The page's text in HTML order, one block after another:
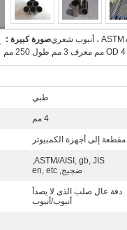
صورة كبيرة :أنبوب شعري صلب ASTM A269 ، أنبوب شعري
طبي
4 مم
مقطعة إلى أجهزة الكمبيوتر
ASTM/AISI, gb, JIS,
ضجيج, en, etc
دقة عال صلب الذى لا يصدأ
أنبوب/أنبوب